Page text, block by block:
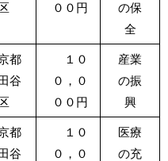
００円
の保
全
都
谷
１０
０，０
００円
産業
の振
興
都
谷
１０
０，０
医療
の充